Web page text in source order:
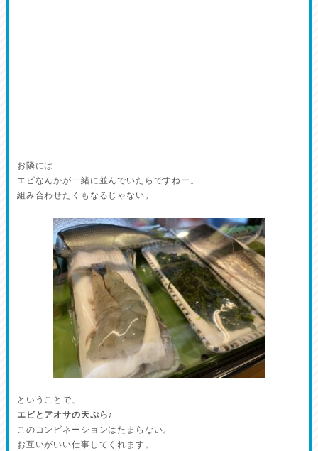
お隣には
エビなんかが一緒に並んでいたらですねー。
組み合わせたくもなるじゃない。
ということで、
エビとアオサの天ぷら♪
このコンビネーションはたまらない。
お互いがいい仕事してくれます。